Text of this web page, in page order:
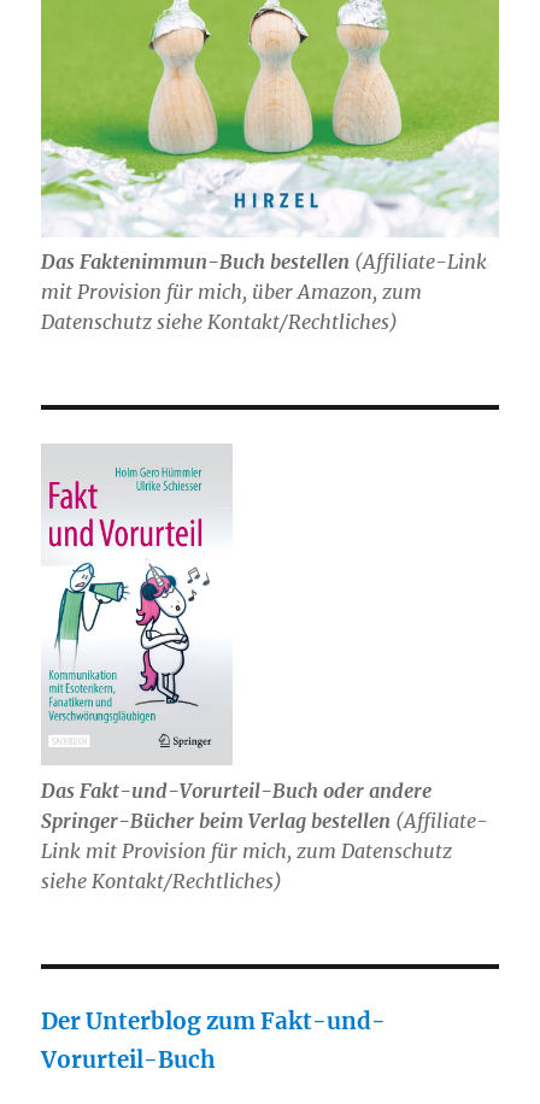
Das Faktenimmun-Buch bestellen (Affiliate-Link
mit Provision für mich, über Amazon, zum
Datenschutz siehe Kontakt/Rechtliches)
Das Fakt-und-Vorurteil-Buch oder andere
Springer-Bücher beim Verlag bestellen (Affiliate-
Link mit Provision für mich, zum Datenschutz
siehe Kontakt/Rechtliches)
Der Unterblog zum Fakt-und-
Vorurteil-Buch